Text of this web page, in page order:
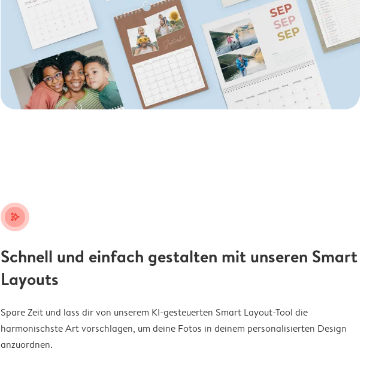
stars_plus
Schnell und einfach gestalten mit unseren Smart
Layouts
Spare Zeit und lass dir von unserem KI-gesteuerten Smart Layout-Tool die
harmonischste Art vorschlagen, um deine Fotos in deinem personalisierten Design
anzuordnen.